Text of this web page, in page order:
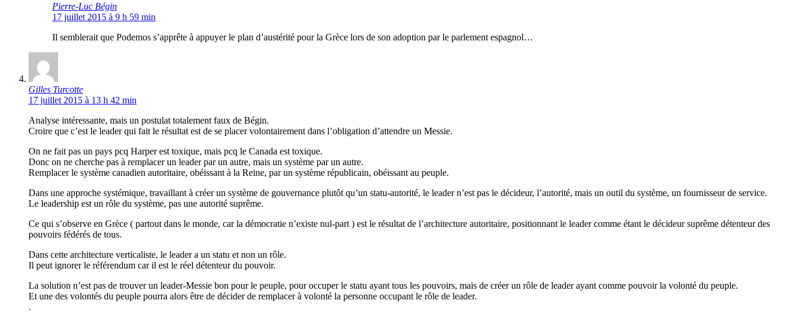
Pierre-Luc Bégin
17 juillet 2015 à 9 h 59 min
Il semblerait que Podemos s’apprête à appuyer le plan d’austérité pour la Grèce lors de son adoption par le parlement espagnol…
Gilles Turcotte
17 juillet 2015 à 13 h 42 min
Analyse intéressante, mais un postulat totalement faux de Bégin.
Croire que c’est le leader qui fait le résultat est de se placer volontairement dans l’obligation d’attendre un Messie.
On ne fait pas un pays pcq Harper est toxique, mais pcq le Canada est toxique.
Donc on ne cherche pas à remplacer un leader par un autre, mais un système par un autre.
Remplacer le système canadien autoritaire, obéissant à la Reine, par un système républicain, obéissant au peuple.
Dans une approche systémique, travaillant à créer un système de gouvernance plutôt qu’un statu-autorité, le leader n’est pas le décideur, l’autorité, mais un outil du système, un fournisseur de service.
Le leadership est un rôle du système, pas une autorité suprême.
Ce qui s’observe en Grèce ( partout dans le monde, car la démocratie n’existe nul-part ) est le résultat de l’architecture autoritaire, positionnant le leader comme étant le décideur suprême détenteur des
pouvoirs fédérés de tous.
Dans cette architecture verticaliste, le leader a un statu et non un rôle.
Il peut ignorer le référendum car il est le réel détenteur du pouvoir.
La solution n’est pas de trouver un leader-Messie bon pour le peuple, pour occuper le statu ayant tous les pouvoirs, mais de créer un rôle de leader ayant comme pouvoir la volonté du peuple.
Et une des volontés du peuple pourra alors être de décider de remplacer à volonté la personne occupant le rôle de leader.
.